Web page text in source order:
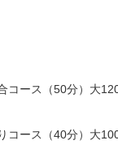
ース（50分）大
ース（40分）大